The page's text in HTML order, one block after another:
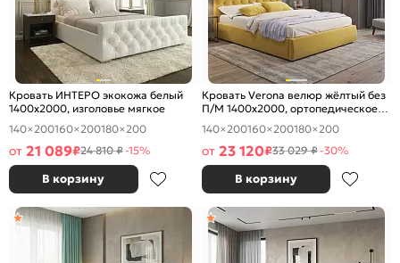
Кровать ИНТЕРО экокожа белый
1400x2000, изголовье мягкое
140×200160×200180×200
от 21 089₽24 810 ₽-15%
В корзину
Кровать Verona велюр жёлтый без
П/М 1400x2000, ортопедическое
основание, изголовье мягкое
140×200160×200180×200
от 23 120₽33 029 ₽-30%
В корзину